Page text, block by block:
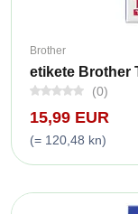
Brother
etikete Brother
(0)
15,99 EUR
(= 120,48 kn)